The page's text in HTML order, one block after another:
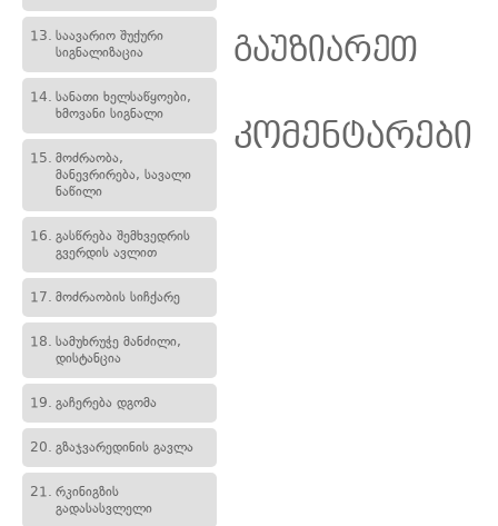
13. საავარიო შუქური
სიგნალიზაცია
14. სანათი ხელსაწყოები,
ხმოვანი სიგნალი
15. მოძრაობა,
მანევრირება, სავალი
ნაწილი
16. გასწრება შემხვედრის
გვერდის ავლით
17. მოძრაობის სიჩქარე
18. სამუხრუჭე მანძილი,
დისტანცია
19. გაჩერება დგომა
20. გზაჯვარედინის გავლა
21. რკინიგზის
გადასასვლელი
გაუზიარეთ
კომენტარები